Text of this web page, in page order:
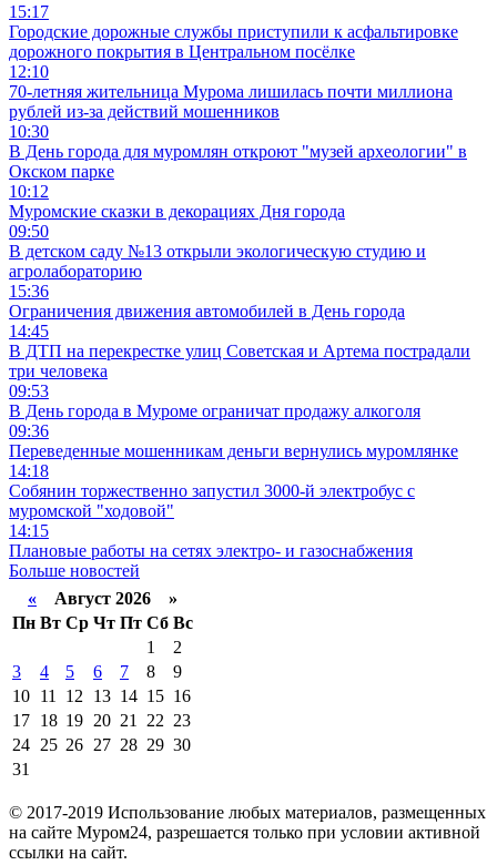
15:17
Городские дорожные службы приступили к асфальтировке
дорожного покрытия в Центральном посёлке
12:10
70-летняя жительница Мурома лишилась почти миллиона
рублей из-за действий мошенников
10:30
В День города для муромлян откроют "музей археологии" в
Окском парке
10:12
Муромские сказки в декорациях Дня города
09:50
В детском саду №13 открыли экологическую студию и
агролабораторию
15:36
Ограничения движения автомобилей в День города
14:45
В ДТП на перекрестке улиц Советская и Артема пострадали
три человека
09:53
В День города в Муроме ограничат продажу алкоголя
09:36
Переведенные мошенникам деньги вернулись муромлянке
14:18
Собянин торжественно запустил 3000-й электробус с
муромской "ходовой"
14:15
Плановые работы на сетях электро- и газоснабжения
Больше новостей
« Август 2026 »
Пн Вт Ср Чт Пт Сб Вс
1
2
3
4 5 6 7 8
9
10 11 12 13 14 15 16
17 18 19 20 21 22 23
24 25 26 27 28 29 30
31
© 2017-2019 Использование любых материалов, размещенных
на сайте Муром24, разрешается только при условии активной
ссылки на сайт.